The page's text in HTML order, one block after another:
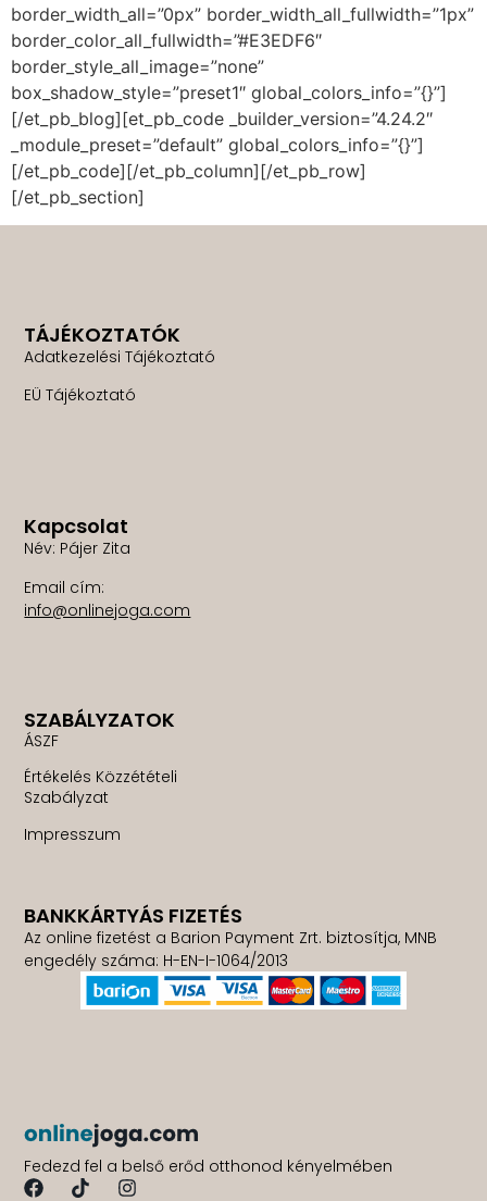
border_width_all=”0px” border_width_all_fullwidth=”1px”
border_color_all_fullwidth=”#E3EDF6″
border_style_all_image=”none”
box_shadow_style=”preset1″ global_colors_info=”{}”]
[/et_pb_blog][et_pb_code _builder_version=”4.24.2″
_module_preset=”default” global_colors_info=”{}”]
[/et_pb_code][/et_pb_column][/et_pb_row]
[/et_pb_section]
Fedezd fel a belső erőd otthonod kényelmében
Kapcsolat
Név: Pájer Zita
Email cím:
info@onlinejoga.com
SZABÁLYZATOK
ÁSZF
Értékelés Közzétételi
Szabályzat
Impresszum
TÁJÉKOZTATÓK
Adatkezelési Tájékoztató
EÜ Tájékoztató
BANKKÁRTYÁS FIZETÉS
Az online fizetést a Barion Payment Zrt. biztosítja, MNB
engedély száma: H-EN-I-1064/2013